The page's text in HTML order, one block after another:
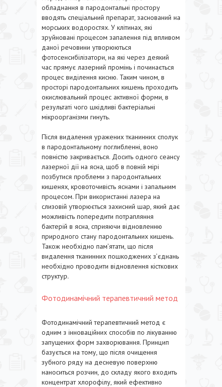
обладнання в пародонтальні простору
вводять спеціальний препарат, заснований на
морських водоростях. У клітинах, які
зруйновані процесом запалення під впливом
даної речовини утворюються
фотосенсибілізатори, на які через деякий
час прямує лазерний промінь і починається
процес виділення кисню. Таким чином, в
просторі пародонтальних кишень проходить
окислювальний процес активної форми, в
результаті чого шкідливі бактеріальні
мікроорганізми гинуть.
Після видалення уражених тканинних сполук
в пародонтальному поглибленні, воно
повністю закривається. Досить одного сеансу
лазерної дії на ясна, щоб в повній мірі
позбутися проблеми з пародонтальних
кишенях, кровоточивість яснами і запальним
процесом. При використанні лазера на
слизовій утворюється захисний шар, який дає
можливість попередити потрапляння
бактерій в ясна, сприяючи відновленню
природного стану пародонтальних кишень.
Також необхідно пам’ятати, що після
видалення тканинних пошкоджених з’єднань
необхідно проводити відновлення кісткових
структур.
Фотодинамічний терапевтичний метод
Фотодинамічний терапевтичний метод є
одним з інноваційних способів по лікуванню
запущених форм захворювання. Принцип
базується на тому, що після очищення
зубного ряду на десневую поверхню
наноситься розчин, до складу якого входить
концентрат хлорофілу, який ефективно